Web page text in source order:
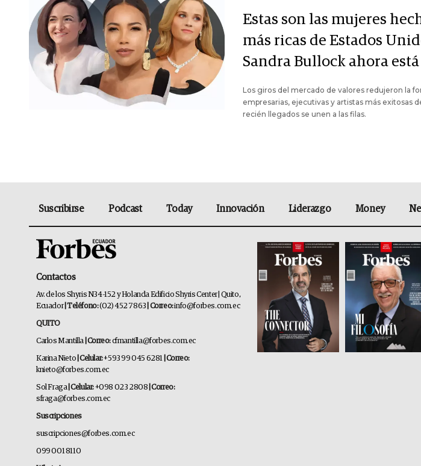
Estas son las mujeres
más ricas de Estados
Sandra Bullock ahora
Los giros del mercado de valores redujeron la
empresarias, ejecutivas y artistas más exitosas
recién llegados se unen a las filas.
Suscribirse Podcast Today Innovación Liderazgo Money
Contactos
Av. de los Shyris N34-152 y Holanda Edificio Shyris Center | Quito,
Ecuador | Teléfono:(02) 452 7863 | Correo:info@forbes.com.ec
QUITO
Carlos Mantilla | Correo:cfmantilla@forbes.com.ec
Karina Nieto | Celular:+593 99 045 6281 | Correo:
knieto@forbes.com.ec
Sol Fraga| Celular:+098 023 2808 | Correo:
sfraga@forbes.com.ec
Suscripciones
suscripciones@forbes.com.ec
099 001 8110